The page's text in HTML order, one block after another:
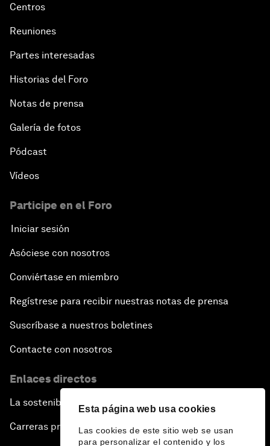
Esta página web usa cookies
Las cookies de este sitio web se usan
para personalizar el contenido y los
Centros
Reuniones
Partes interesadas
Historias del Foro
Notas de prensa
Galería de fotos
Pódcast
Vídeos
Participe en el Foro
Iniciar sesión
Asóciese con nosotros
Conviértase en miembro
Regístrese para recibir nuestras notas de prensa
Suscríbase a nuestros boletines
Contacte con nosotros
Enlaces directos
La sostenibilidad en el Foro
Carreras profesionales